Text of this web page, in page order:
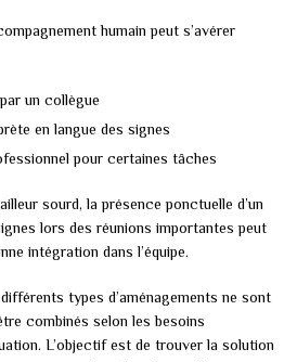
humain peut s’avérer
un collègue
en langue des signes
pour certaines tâches
sourd, la présence ponctuelle d’un
lors des réunions importantes peut
intégration dans l’équipe.
types d’aménagements ne sont
combinés selon les besoins
L’objectif est de trouver la solution